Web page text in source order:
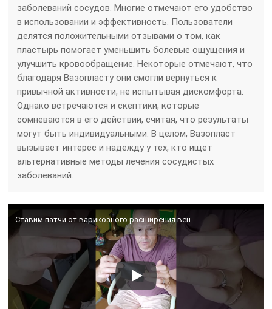
заболеваний сосудов. Многие отмечают его удобство
в использовании и эффективность. Пользователи
делятся положительными отзывами о том, как
пластырь помогает уменьшить болевые ощущения и
улучшить кровообращение. Некоторые отмечают, что
благодаря Вазопласту они смогли вернуться к
привычной активности, не испытывая дискомфорта.
Однако встречаются и скептики, которые
сомневаются в его действии, считая, что результаты
могут быть индивидуальными. В целом, Вазопласт
вызывает интерес и надежду у тех, кто ищет
альтернативные методы лечения сосудистых
заболеваний.
Ставим патчи от варикозного расширения вен